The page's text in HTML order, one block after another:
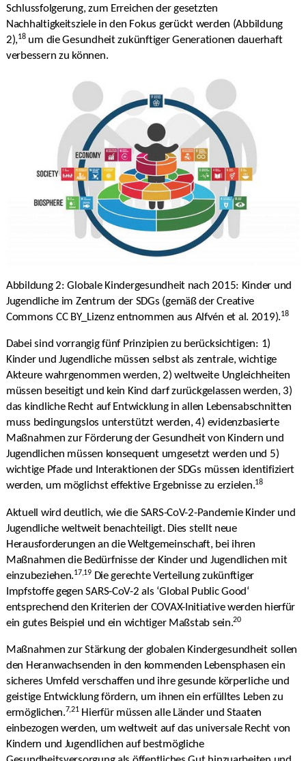
Schlussfolgerung, zum Erreichen der gesetzten
Nachhaltigkeitsziele in den Fokus gerückt werden (Abbildung
2),18um die Gesundheit zukünftiger Generationen dauerhaft
verbessern zu können.
Abbildung 2: Globale Kindergesundheit nach 2015: Kinder und
Jugendliche im Zentrum der SDGs (gemäß der Creative
Commons CC BY_Lizenz entnommen aus Alfvén et al. 2019).18
Dabei sind vorrangig fünf Prinzipien zu berücksichtigen: 1)
Kinder und Jugendliche müssen selbst als zentrale, wichtige
Akteure wahrgenommen werden, 2) weltweite Ungleichheiten
müssen beseitigt und kein Kind darf zurückgelassen werden, 3)
das kindliche Recht auf Entwicklung in allen Lebensabschnitten
muss bedingungslos unterstützt werden, 4) evidenzbasierte
Maßnahmen zur Förderung der Gesundheit von Kindern und
Jugendlichen müssen konsequent umgesetzt werden und 5)
wichtige Pfade und Interaktionen der SDGs müssen identifiziert
werden, um möglichst effektive Ergebnisse zu erzielen.18
Aktuell wird deutlich, wie die SARS-CoV-2-Pandemie Kinder und
Jugendliche weltweit benachteiligt. Dies stellt neue
Herausforderungen an die Weltgemeinschaft, bei ihren
Maßnahmen die Bedürfnisse der Kinder und Jugendlichen mit
einzubeziehen.17,19Die gerechte Verteilung zukünftiger
Impfstoffe gegen SARS-CoV-2 als ‘Global Public Good‘
entsprechend den Kriterien der COVAX-Initiative werden hierfür
ein gutes Beispiel und ein wichtiger Maßstab sein.20
Maßnahmen zur Stärkung der globalen Kindergesundheit sollen
den Heranwachsenden in den kommenden Lebensphasen ein
sicheres Umfeld verschaffen und ihre gesunde körperliche und
geistige Entwicklung fördern, um ihnen ein erfülltes Leben zu
ermöglichen.7,21Hierfür müssen alle Länder und Staaten
einbezogen werden, um weltweit auf das universale Recht von
Kindern und Jugendlichen auf bestmögliche